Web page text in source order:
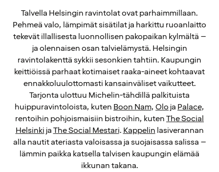
Talvella Helsingin ravintolat ovat parhaimmillaan.
Pehmeä valo, lämpimät sisätilat ja harkittu ruoanlaitto
tekevät illallisesta luonnollisen pakopaikan kylmältä –
ja olennaisen osan talvielämystä. Helsingin
ravintolakenttä sykkii sesonkien tahtiin. Kaupungin
keittiöissä parhaat kotimaiset raaka-aineet kohtaavat
ennakkoluulottomasti kansainväliset vaikutteet.
Tarjonta ulottuu Michelin-tähdillä palkituista
huippuravintoloista, kuten Boon Nam, Oloja Palace,
rentoihin pohjoismaisiin bistroihin, kutenThe Social
HelsinkijaThe Social Mestari. Kappelin lasiverannan
alla nautit ateriasta valoisassa ja suojaisassa salissa –
lämmin paikka katsella talvisen kaupungin elämää
ikkunan takana.